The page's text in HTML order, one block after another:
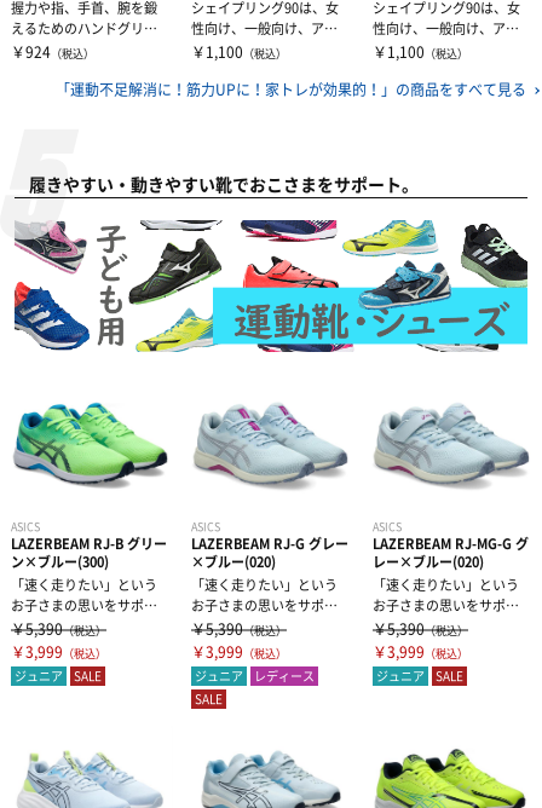
握力や指、手首、腕を鍛
えるためのハンドグリッ
プです日本製幅広くお使
￥924 （税込）
シェイプリング90は、女
性向け、一般向け、アス
リート向けの3種類でそれ
￥1,100 （税込）
シェイプリング90は、女
性向け、一般向け、アス
リート向けの3種類でそれ
￥1,100 （税込）
「運動不足解消に！筋力UPに！家トレが効果的！」の商品をすべて見る
履きやすい・動きやすい靴でおこさまをサポート。
ASICS
LAZERBEAM RJ-B グリー
ン×ブルー(300)
「速く走りたい」という
お子さまの思いをサポー
ト。男児向けランニング
モデル（ヒモ靴...
￥5,390（税込）
￥3,999 （税込）
ジュニア SALE
ASICS
LAZERBEAM RJ-G グレー
×ブルー(020)
「速く走りたい」という
お子さまの思いをサポー
ト。女児向けランニング
モデル（ヒモ靴...
￥5,390（税込）
￥3,999 （税込）
ジュニア
レディース
SALE
ASICS
LAZERBEAM RJ-MG-G グ
レー×ブルー(020)
「速く走りたい」という
お子さまの思いをサポー
ト。女児向けランニング
モデル（ゴムヒ...
￥5,390（税込）
￥3,999 （税込）
ジュニア SALE